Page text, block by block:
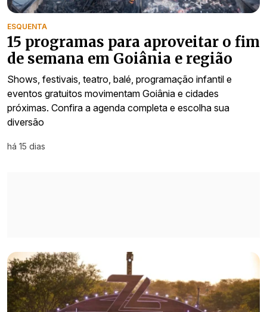
ESQUENTA
15 programas para aproveitar o fim
de semana em Goiânia e região
Shows, festivais, teatro, balé, programação infantil e
eventos gratuitos movimentam Goiânia e cidades
próximas. Confira a agenda completa e escolha sua
diversão
há 15 dias